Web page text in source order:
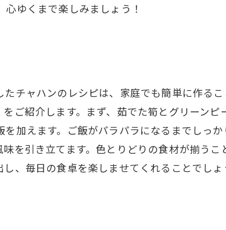
ゆくまで楽しみましょう！
チャハンのレシピは、家庭でも簡単に作る
ご紹介します。まず、茹でた筍とグリーンピ
加えます。ご飯がパラパラになるまでしっ
を引き立てます。色とりどりの食材が揃うこ
、毎日の食卓を楽しませてくれることでし